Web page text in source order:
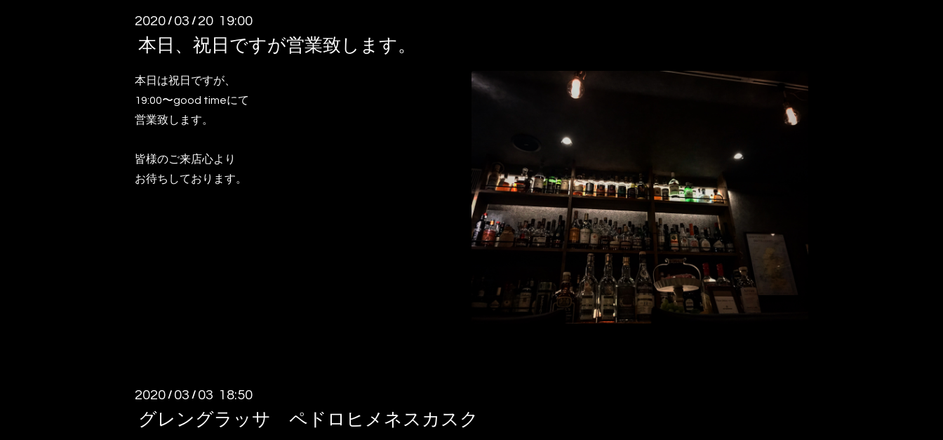
2020 / 03 / 20 19:00
本日、祝日ですが営業致します。
本日は祝日ですが、
19:00〜good timeにて
営業致します。
皆様のご来店心より
お待ちしております。
2020 / 03 / 03 18:50
グレングラッサ ペドロヒメネスカスク